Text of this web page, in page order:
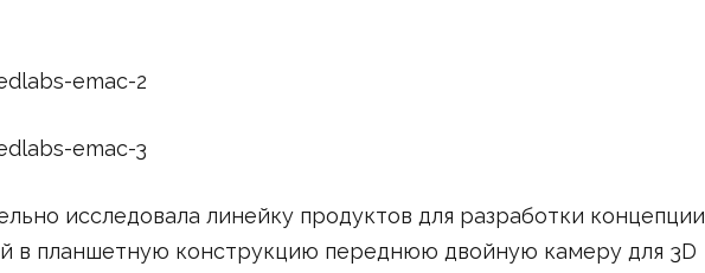
исследовала линейку продуктов для разработки концепции
в планшетную конструкцию переднюю двойную камеру для 3D